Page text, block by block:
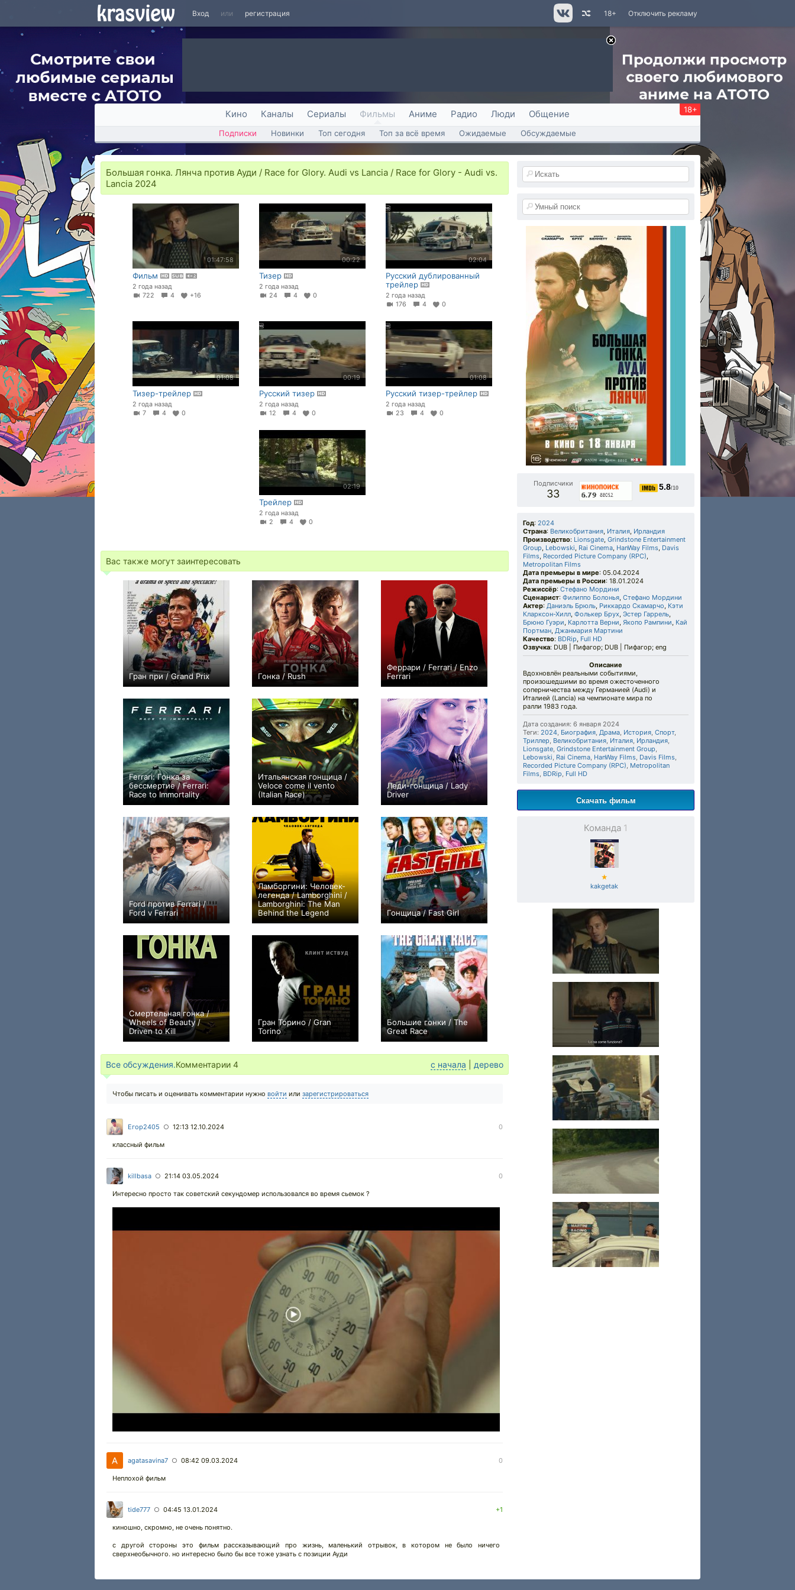
Вход или регистрация Отключить рекламу
18+
Кино Каналы Сериалы Фильмы Аниме Радио Люди Общение 18+
Подписки Новинки Топ сегодня Топ за всё время Ожидаемые Обсуждаемые
Большая гонка. Лянча против Ауди / Race for Glory. Audi vs Lancia / Race for Glory - Audi vs.
Lancia 2024
01:47:58
Фильм
2 года назад
722
4 +16
00:22
Тизер
2 года назад
24
4 0
02:04
Русский дублированный
трейлер
2 года назад
176
4 0
01:08
Тизер-трейлер
2 года назад
7
4 0
00:19
Русский тизер
2 года назад
12
4 0
01:08
Русский тизер-трейлер
2 года назад
23
4 0
02:19
Трейлер
2 года назад
2
4 0
Вас также могут заинтересовать
Гран при / Grand Prix
0
Гонка / Rush
+131
Феррари / Ferrari / Enzo
Ferrari
+15
Ferrari: Гонка за
бессмертие / Ferrari:
Race to Immortality
+1
Итальянская гонщица /
Veloce come il vento
(Italian Race)
+1
Леди-гонщица / Lady
Driver
+2
Ford против Ferrari /
Ford v Ferrari
+566
Ламборгини: Человек-
легенда / Lamborghini /
Lamborghini: The Man
Behind the Legend
+51
Гонщица / Fast Girl
0
Смертельная гонка /
Wheels of Beauty /
Driven to Kill
0
Гран Торино / Gran
Torino
+277
Большие гонки / The
Great Race
+2
Все обсуждения.Комментарии 4 с начала дерево
Чтобы писать и оценивать комментарии нужно войти или зарегистрироваться
Егор2405 ○ 12:13 12.10.2024 0
классный фильм
killbasa ○ 21:14 03.05.2024 0
Интересно просто так советский секундомер использовался во время сьемок ?
agatasavina7 ○ 08:42 09.03.2024 0
Неплохой фильм
tide777 ○ 04:45 13.01.2024 +1
киношно, скромно, не очень понятно.
с другой стороны это фильм рассказывающий про жизнь, маленький отрывок, в котором не было ничего
сверхнеобычного. но интересно было бы все тоже узнать с позиции Ауди
Подписчики
33
5.8/10
Год: 2024
Страна: Великобритания, Италия, Ирландия
Производство: Lionsgate, Grindstone Entertainment
Group, Lebowski, Rai Cinema, HanWay Films, Davis
Films, Recorded Picture Company (RPC),
Metropolitan Films
Дата премьеры в мире: 05.04.2024
Дата премьеры в России: 18.01.2024
Режиссёр: Стефано Мордини
Сценарист: Филиппо Болонья, Стефано Мордини
Актер: Даниэль Брюль, Риккардо Скамарчо, Кэти
Кларксон-Хилл, Фолькер Брух, Эстер Гаррель,
Брюно Гуэри, Карлотта Верни, Якопо Рампини, Кай
Портман, Джанмария Мартини
Качество: BDRip, Full HD
Озвучка: DUB | Пифагор; DUB | Пифагор; eng
Описание
Вдохновлён реальными событиями,
произошедшими во время ожесточенного
соперничества между Германией (Audi) и
Италией (Lancia) на чемпионате мира по
ралли 1983 года.
Дата создания: 6 января 2024
Теги: 2024, Биография, Драма, История, Спорт,
Триллер, Великобритания, Италия, Ирландия,
Lionsgate, Grindstone Entertainment Group,
Lebowski, Rai Cinema, HanWay Films, Davis Films,
Recorded Picture Company (RPC), Metropolitan
Films, BDRip, Full HD
Скачать фильм
Команда 1
★
kakgetak